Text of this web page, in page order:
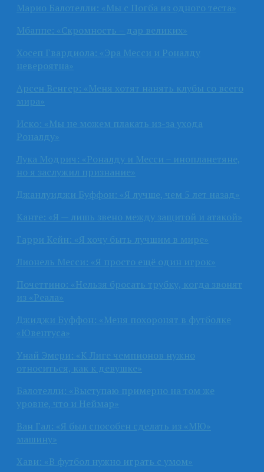
Марио Балотелли: «Мы с Погба из одного теста»
Мбаппе: «Скромность – дар великих»
Хосеп Гвардиола: «Эра Месси и Роналду
невероятна»
Арсен Венгер: «Меня хотят нанять клубы со всего
мира»
Иско: «Мы не можем плакать из-за ухода
Роналду»
Лука Модрич: «Роналду и Месси – инопланетяне,
но я заслужил признание»
Джанлуиджи Буффон: «Я лучше, чем 5 лет назад»
Канте: «Я — лишь звено между защитой и атакой»
Гарри Кейн: «Я хочу быть лучшим в мире»
Лионель Месси: «Я просто ещё один игрок»
Почеттино: «Нельзя бросать трубку, когда звонят
из «Реала»
Джиджи Буффон: «Меня похоронят в футболке
«Ювентуса»
Унай Эмери: «К Лиге чемпионов нужно
относиться, как к девушке»
Балотелли: «Выступаю примерно на том же
уровне, что и Неймар»
Ван Гал: «Я был способен сделать из «МЮ»
машину»
Хави: «В футбол нужно играть с умом»